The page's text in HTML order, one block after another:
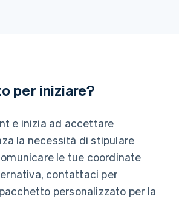
per iniziare?
e inizia ad accettare
la necessità di stipulare
le tue coordinate
contattaci per
personalizzato per la
English